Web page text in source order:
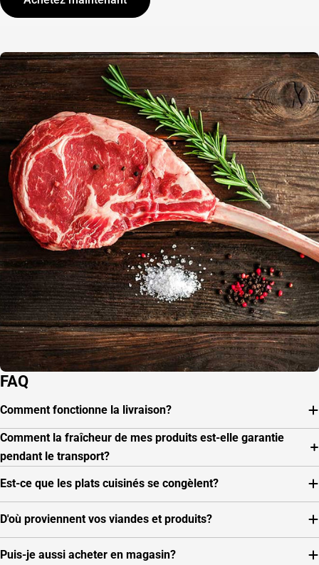
FAQ
Comment fonctionne la livraison?
Comment la fraîcheur de mes produits est-elle garantie
pendant le transport?
Est-ce que les plats cuisinés se congèlent?
D'où proviennent vos viandes et produits?
Puis-je aussi acheter en magasin?